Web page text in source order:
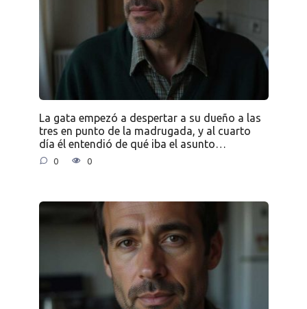
La gata empezó a despertar a su dueño a las
tres en punto de la madrugada, y al cuarto
día él entendió de qué iba el asunto…
0 0